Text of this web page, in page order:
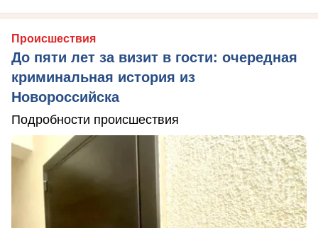
Происшествия
До пяти лет за визит в гости: очередная
криминальная история из
Новороссийска
Подробности происшествия